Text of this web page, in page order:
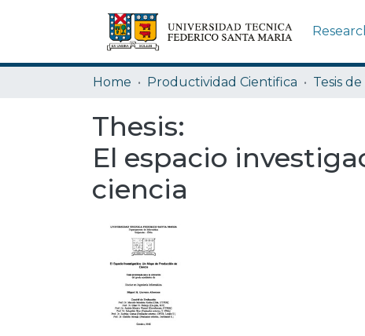
Home Productividad Cientifica Tesis
Thesis:
El espacio
ciencia